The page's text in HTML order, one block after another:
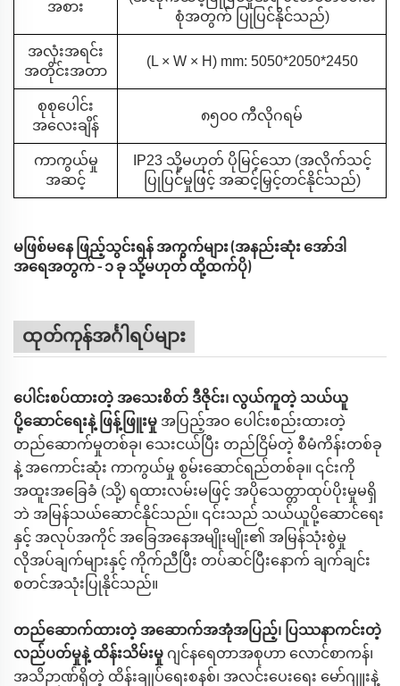
အစား
စုံအတွက် ပြုပြင်နိုင်သည်)
အလုံးအရင်း
အတိုင်းအတာ
(L × W × H) mm: 5050*2050*2450
စုစုပေါင်း
အလေးချိန်
၈၅၀၀ ကီလိုဂရမ်
ကာကွယ်မှု
အဆင့်
IP23 သို့မဟုတ် ပိုမြင့်သော (အလိုက်သင့်
ပြုပြင်မှုဖြင့် အဆင့်မြှင့်တင်နိုင်သည်)
မဖြစ်မနေ ဖြည့်သွင်းရန် အကွက်များ (အနည်းဆုံး အော်ဒါ
အရေအတွက် - ၁ ခု သို့မဟုတ် ထို့ထက်ပို)
ထုတ်ကုန်အင်္ဂါရပ်များ
ပေါင်းစပ်ထားတဲ့ အသေးစိတ် ဒီဇိုင်း၊ လွယ်ကူတဲ့ သယ်ယူ
ပို့ဆောင်ရေးနဲ့ ဖြန့်ဖြူးမှု အပြည့်အဝ ပေါင်းစည်းထားတဲ့
တည်ဆောက်မှုတစ်ခု၊ သေးငယ်ပြီး တည်ငြိမ်တဲ့ စီမံကိန်းတစ်ခု
နဲ့ အကောင်းဆုံး ကာကွယ်မှု စွမ်းဆောင်ရည်တစ်ခု။ ၎င်းကို
အထူးအခြေခံ (သို့) ရထားလမ်းမဖြင့် အပိုသေတ္တာထုပ်ပိုးမှုမရှိ
ဘဲ အမြန်သယ်ဆောင်နိုင်သည်။ ၎င်းသည် သယ်ယူပို့ဆောင်ရေး
နှင့် အလုပ်အကိုင် အခြေအနေအမျိုးမျိုး၏ အမြန်သုံးစွဲမှု
လိုအပ်ချက်များနှင့် ကိုက်ညီပြီး တပ်ဆင်ပြီးနောက် ချက်ချင်း
စတင်အသုံးပြုနိုင်သည်။
တည်ဆောက်ထားတဲ့ အဆောက်အအုံအပြည့်၊ ပြဿနာကင်းတဲ့
လည်ပတ်မှုနဲ့ ထိန်းသိမ်းမှု ဂျင်နရေတာအစုဟာ လောင်စာကန်၊
အသိဉာဏ်ရှိတဲ့ ထိန်းချုပ်ရေးစနစ်၊ အလင်းပေးရေး မော်ဂျူးနဲ့